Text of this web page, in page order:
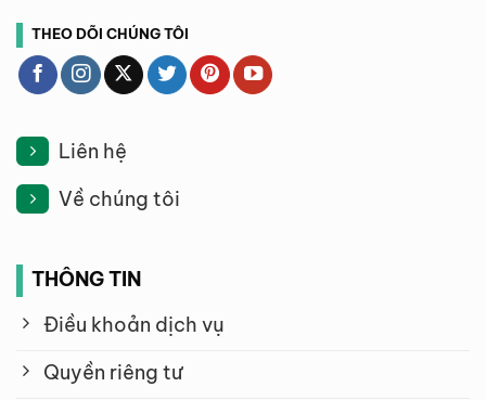
THEO DÕI CHÚNG TÔI
Liên hệ
Về chúng tôi
THÔNG TIN
Điều khoản dịch vụ
Quyền riêng tư